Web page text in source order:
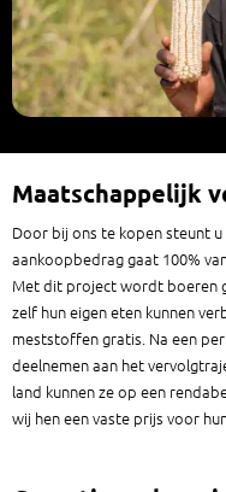
Maatschappelijk
Door bij ons te kopen steunt
aankoopbedrag gaat 100%
Met dit project wordt boeren
zelf hun eigen eten kunnen
meststoffen gratis. Na een
deelnemen aan het
land kunnen ze op een
wij hen een vaste prijs voor